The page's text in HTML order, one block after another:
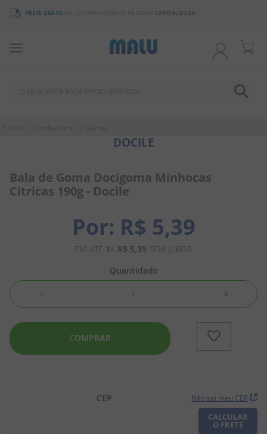
3% DE DESCONTO NO BOLETO OU PIX
DOCILE
Bala de Goma Docigoma Minhocas
Cítricas 190g - Docile
R$ 5,39
EM ATÉ 1X R$ 5,39 SEM JUROS
Quantidade
＋
－
COMPRAR
CEP Não sei meu CEP
CALCULAR
O FRETE
1º
3 º
pirulito
5º
amendoim
6º
chiclete
7 º
9º
biscoito
kit junina